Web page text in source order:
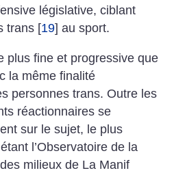
législative, ciblant
trans [19] au sport.
plus fine et progressive que
la même finalité
personnes trans. Outre les
réactionnaires se
sur le sujet, le plus
l’Observatoire de la
milieux de La Manif